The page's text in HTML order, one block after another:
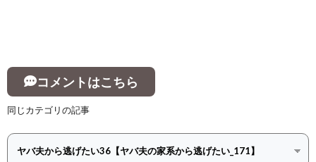
コメントはこちら
同じカテゴリの記事